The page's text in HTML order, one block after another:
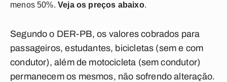
menos 50%. Veja os preços abaixo.
Segundo o DER-PB, os valores cobrados para
passageiros, estudantes, bicicletas (sem e com
condutor), além de motocicleta (sem condutor)
permanecem os mesmos, não sofrendo alteração.